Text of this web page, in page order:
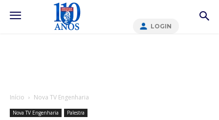
LOGIN
Início Nova TV Engenharia
Nova TV Engenharia Palestra